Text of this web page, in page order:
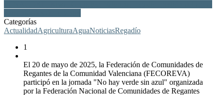
Categorías
ActualidadAgriculturaAguaNoticiasRegadío
1
El 20 de mayo de 2025, la Federación de Comunidades de
Regantes de la Comunidad Valenciana (FECOREVA)
participó en la jornada "No hay verde sin azul" organizada
por la Federación Nacional de Comunidades de Regantes